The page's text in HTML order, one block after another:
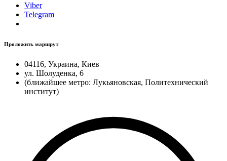
Viber
Telegram
Проложить маршрут
04116, Украина, Киев
ул. Шолуденка, 6
(ближайшее метро: Лукьяновская, Политехнический
институт)